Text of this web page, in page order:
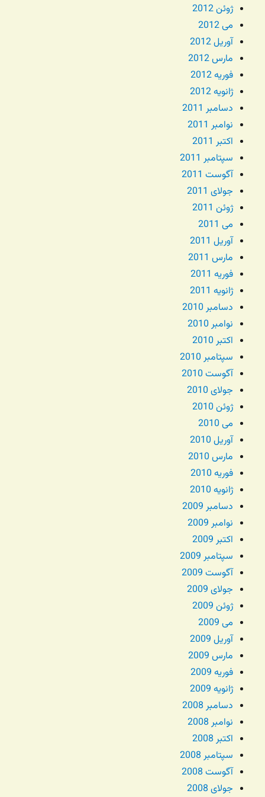
ژوئن 2012
می 2012
آوریل 2012
مارس 2012
فوریه 2012
ژانویه 2012
دسامبر 2011
نوامبر 2011
اکتبر 2011
سپتامبر 2011
آگوست 2011
جولای 2011
ژوئن 2011
می 2011
آوریل 2011
مارس 2011
فوریه 2011
ژانویه 2011
دسامبر 2010
نوامبر 2010
اکتبر 2010
سپتامبر 2010
آگوست 2010
جولای 2010
ژوئن 2010
می 2010
آوریل 2010
مارس 2010
فوریه 2010
ژانویه 2010
دسامبر 2009
نوامبر 2009
اکتبر 2009
سپتامبر 2009
آگوست 2009
جولای 2009
ژوئن 2009
می 2009
آوریل 2009
مارس 2009
فوریه 2009
ژانویه 2009
دسامبر 2008
نوامبر 2008
اکتبر 2008
سپتامبر 2008
آگوست 2008
جولای 2008